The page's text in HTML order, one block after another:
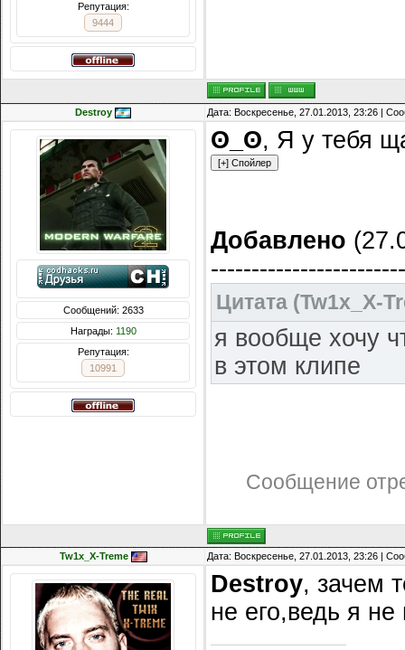
Репутация:
9444
Destroy Дата: Воскресенье, 27.01.2013, 23:26 |
Сообщений: 2633
Награды: 1190
Репутация:
10991
ʘ_ʘ, Я у тебя
Добавлено
Цитата (Tw1x_X-
я вообще хочу
в этом клипе
Сообщение
Tw1x_X-Treme Дата: Воскресенье, 27.01.2013, 23:26 |
Destroy, зачем
не его,ведь я